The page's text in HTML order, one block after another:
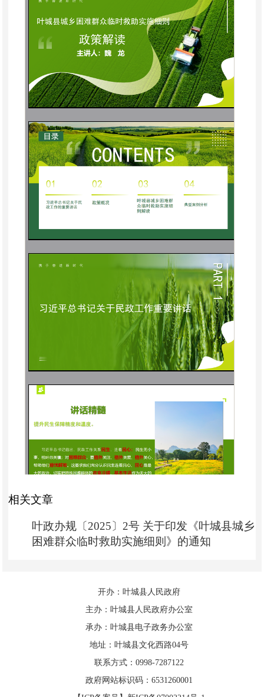
相关文章
叶政办规〔2025〕2号 关于印发《叶城县城乡
困难群众临时救助实施细则》的通知
开办：叶城县人民政府
主办：叶城县人民政府办公室
承办：叶城县电子政务办公室
地址：叶城县文化西路04号
联系方式：0998-7287122
政府网站标识码：6531260001